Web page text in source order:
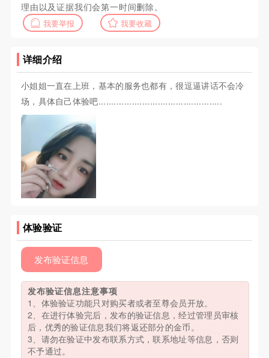
理由以及证据我们会第一时间删除。
我要举报 我要收藏
详细介绍
小姐姐一直在上班，基本的服务也都有，很逗逼讲话不会冷
场，具体自己体验吧................................................
体验验证
发布验证信息
发布验证信息注意事项
1、体验验证功能只对购买者或者至尊会员开放。
2、在进行体验完后，发布的验证信息，经过管理员审核
后，优秀的验证信息我们将返还部分的金币。
3、请勿在验证中发布联系方式，联系地址等信息，否则
不予通过。